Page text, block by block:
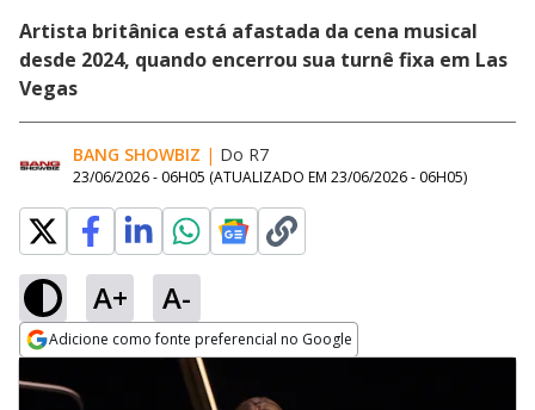
Artista britânica está afastada da cena musical
desde 2024, quando encerrou sua turnê fixa em Las
Vegas
BANG SHOWBIZ | Do R7
23/06/2026 - 06H05 (ATUALIZADO EM 23/06/2026 - 06H05)
A+ A-
Adicione como fonte preferencial no Google
Opens in new window